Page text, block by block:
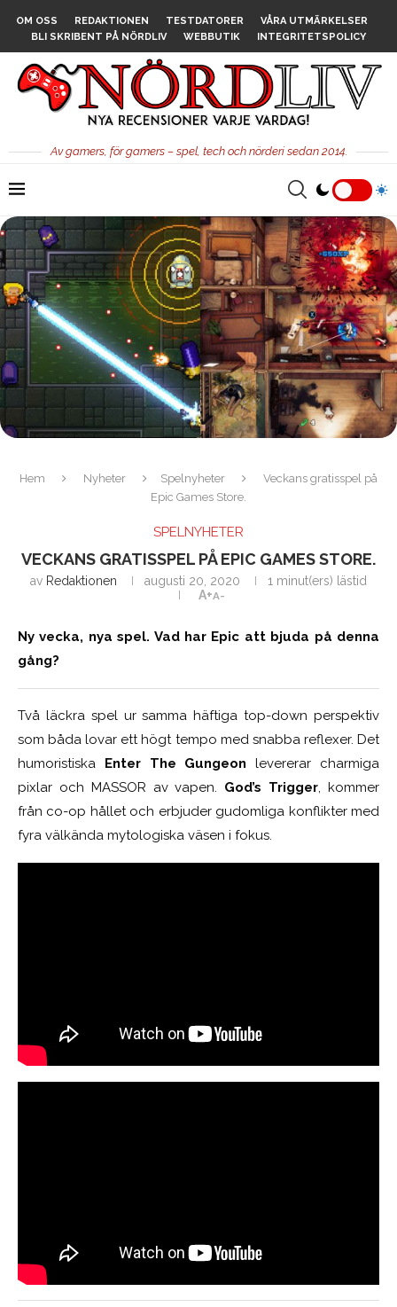
OM OSS REDAKTIONEN TESTDATORER
VÅRA UTMÄRKELSER
BLI SKRIBENT PÅ NÖRDLIV
WEBBUTIK INTEGRITETSPOLICY
Av gamers, för gamers – spel, tech och nörderi sedan 2014.
Hem Nyheter Spelnyheter
Veckans gratisspel på
Epic Games Store.
SPELNYHETER
VECKANS GRATISSPEL PÅ EPIC GAMES STORE.
av Redaktionen augusti 20, 2020
1 minut(ers) lästid
A+A-
Ny vecka, nya spel. Vad har Epic att bjuda på denna
gång?
Två läckra spel ur samma häftiga top-down perspektiv
som båda lovar ett högt tempo med snabba reflexer. Det
humoristiska
Enter The Gungeon levererar charmiga
pixlar och MASSOR av vapen. God’s Trigger, kommer
från co-op hållet och erbjuder gudomliga konflikter med
fyra välkända mytologiska väsen i fokus.